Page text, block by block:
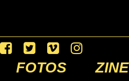
FOTOS ZINE